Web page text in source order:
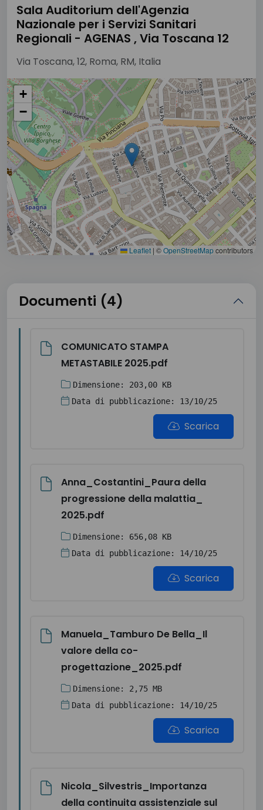
Sala Auditorium dell'Agenzia
Nazionale per i Servizi Sanitari
Regionali - AGENAS , Via Toscana 12
Via Toscana, 12, Roma, RM, Italia
+
−
Leaflet | ©OpenStreetMapcontributors
Documenti (4)
COMUNICATO STAMPA
METASTABILE 2025.pdf
Dimensione: 203,00 KB
Data di pubblicazione: 13/10/25
Scarica
Anna_Costantini_Paura della
progressione della malattia_
2025.pdf
Dimensione: 656,08 KB
Data di pubblicazione: 14/10/25
Scarica
Manuela_Tamburo De Bella_Il
valore della co-
progettazione_2025.pdf
Dimensione: 2,75 MB
Data di pubblicazione: 14/10/25
Scarica
Nicola_Silvestris_Importanza
della continuita assistenziale sul